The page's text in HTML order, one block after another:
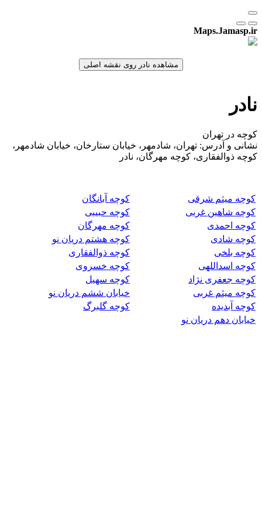
Maps.Jamasp.ir
نادر
کوچه در تهران
نشانی و آدرس: تهران، شادمهر، خیابان ستارخان، خیابان شادمهر،
کوچه ذوالفقاری، کوچه مهرگان، نادر
کوچه میثم شرقی
کوچه آبانگان
کوچه شاهین غربی
کوچه حبیبی
کوچه احمدی
کوچه مهرگان
کوچه شادی
کوچه هشتم دریان نو
کوچه بلخی
کوچه ذوالفقاری
کوچه اسداللهی
کوچه خسروی
کوچه جعفری نژاد
کوچه سهیل
کوچه میثم غربی
خیابان ششم دریان نو
کوچه آبدیده
کوچه گلبرگ
خیابان دهم دریان نو